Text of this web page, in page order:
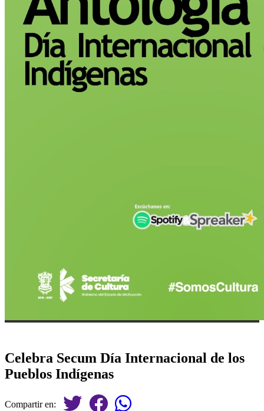
Celebra Secum Día Internacional de los
Pueblos Indígenas
Compartir en: